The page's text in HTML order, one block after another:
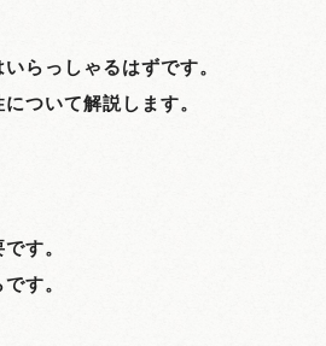
らっしゃるはずです。
ついて解説します。
す。
す。